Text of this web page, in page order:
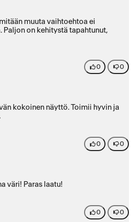
muuta vaihtoehtoa ei
Paljon on kehitystä tapahtunut,
0 0
kokoinen näyttö. Toimii hyvin ja
0 0
väri! Paras laatu!
0 0